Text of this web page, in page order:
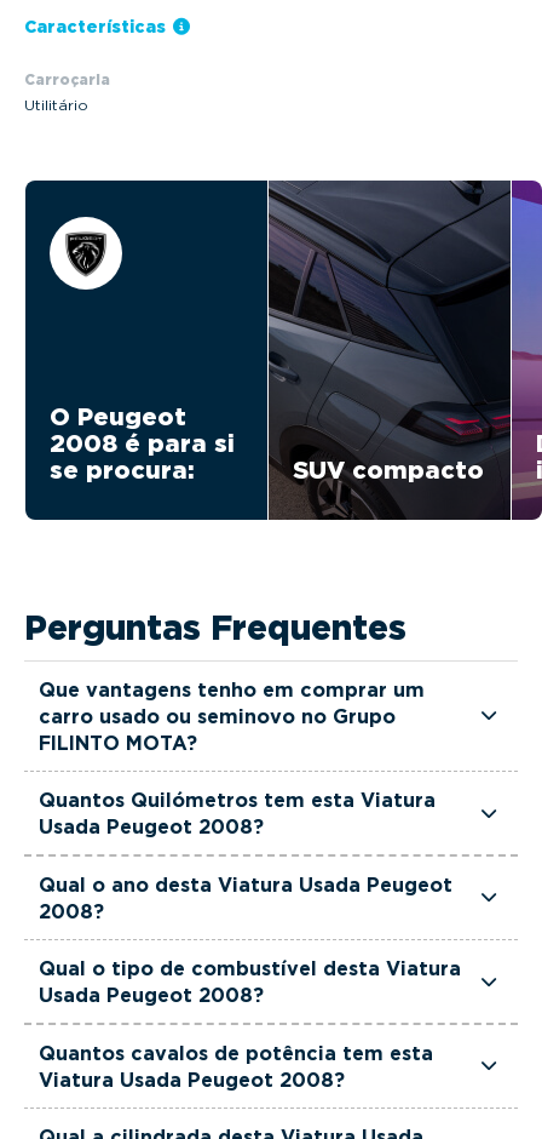
Características
Carroçaria
Utilitário
O Peugeot
2008 é para si
se procura:
SUV compacto
Perguntas Frequentes
Que vantagens tenho em comprar um
carro usado ou seminovo no Grupo
FILINTO MOTA?
FILINTO MOTA são rigorosamente selecionadas
quilómetros reais garantidos. Além disso, dispõe
de uma equipa de gestores comerciais dedicada,
pronta a ajudá-lo a encontrar a viatura que
melhor se adapta às suas necessidades e ao seu
orçamento.
Quantos Quilómetros tem esta Viatura
Usada Peugeot 2008?
actualmente 104191 km.
Qual o ano desta Viatura Usada Peugeot
2008?
Qual o tipo de combustível desta Viatura
Usada Peugeot 2008?
com uma motorização Gasolina.
Quantos cavalos de potência tem esta
Viatura Usada Peugeot 2008?